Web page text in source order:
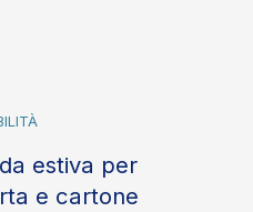
estiva per
e cartone